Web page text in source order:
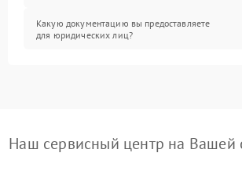
Какую документацию вы предоставляете
для юридических лиц?
Наш сервисный центр на Вашей